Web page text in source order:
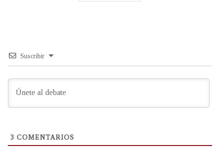
Suscribir
3 COMENTARIOS